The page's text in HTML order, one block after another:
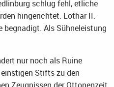
schlug fehl, etliche
hingerichtet. Lothar II.
begnadigt. Als Sühneleistung
nur noch als Ruine
Stifts zu den